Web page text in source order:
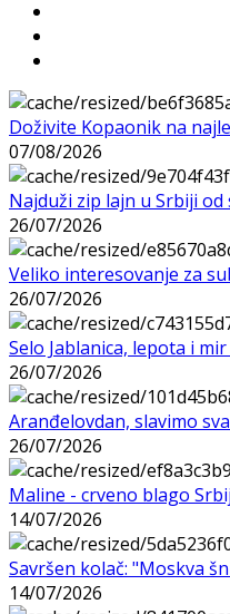
Doživite Kopaonik na
07/08/2026
Najduži zip lajn u Srbiji
26/07/2026
Veliko interesovanje za
26/07/2026
Selo Jablanica, lepota i
26/07/2026
Aranđelovdan, slavimo
26/07/2026
Maline - crveno blago
14/07/2026
Savršen kolač: "Moskva
14/07/2026